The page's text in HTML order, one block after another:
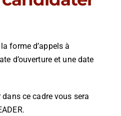
forme d’appels à
d’ouverture et une date
ce cadre vous sera